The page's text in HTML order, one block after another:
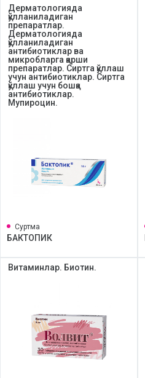
Дерматологияда
қўлланиладиган
препаратлар.
Дерматологияда
қўлланиладиган
антибиотиклар ва
микробларга қарши
препаратлар. Сиртга қўллаш
учун антибиотиклар. Сиртга
қўллаш учун бошқа
антибиотиклар.
Мупироцин.
Суртма
БАКТОПИК
Витаминлар. Биотин.